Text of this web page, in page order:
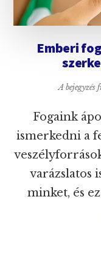
Emberi
A bejegyzés
Fogaink
ismerkedni a
varázslatos
minket, és